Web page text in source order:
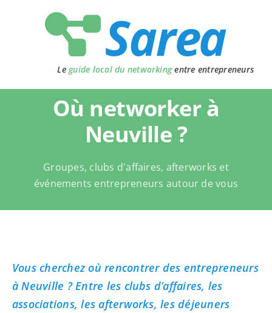
Le guide local du networkingentre entrepreneurs
Où networker à
Neuville ?
Groupes, clubs d'affaires, afterworks et
événements entrepreneurs autour de vous
Vous cherchez où rencontrer des entrepreneurs
à Neuville ? Entre les clubs d’affaires, les
associations, les afterworks, les déjeuners